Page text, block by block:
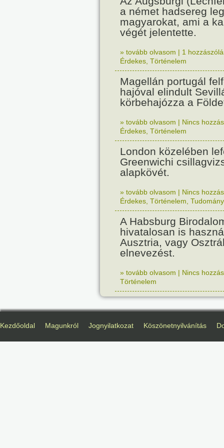
a német hadsereg
magyarokat, ami a
végét jelentette.
» tovább olvasom | 1
Érdekes Történelem
Magellán portugál
hajóval elindult
körbehajózza a
» tovább olvasom | Nincs
Érdekes Történelem
London közelében
Greenwichi
alapkövét.
» tovább olvasom | Nincs
Érdekes Történelem Tudomány
A Habsburg
hivatalosan is
Ausztria, vagy
elnevezést.
» tovább olvasom | Nincs
Történelem
Kezdőoldal Magunkról Jognyilatkozat Köszönetnyilvánítás